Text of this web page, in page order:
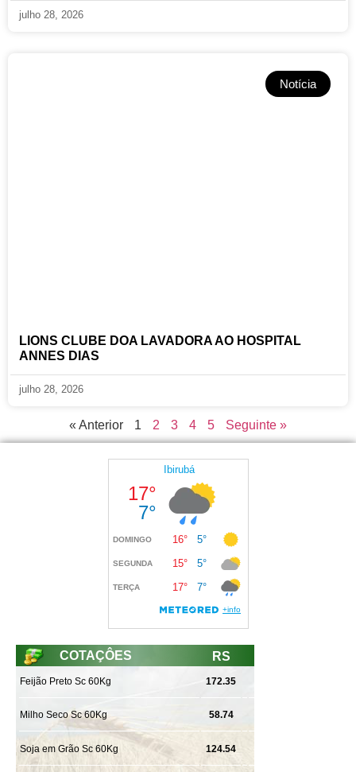
julho 28, 2026
Notícia
LIONS CLUBE DOA LAVADORA AO HOSPITAL
ANNES DIAS
julho 28, 2026
« Anterior 1 2 3 4 5 Seguinte »